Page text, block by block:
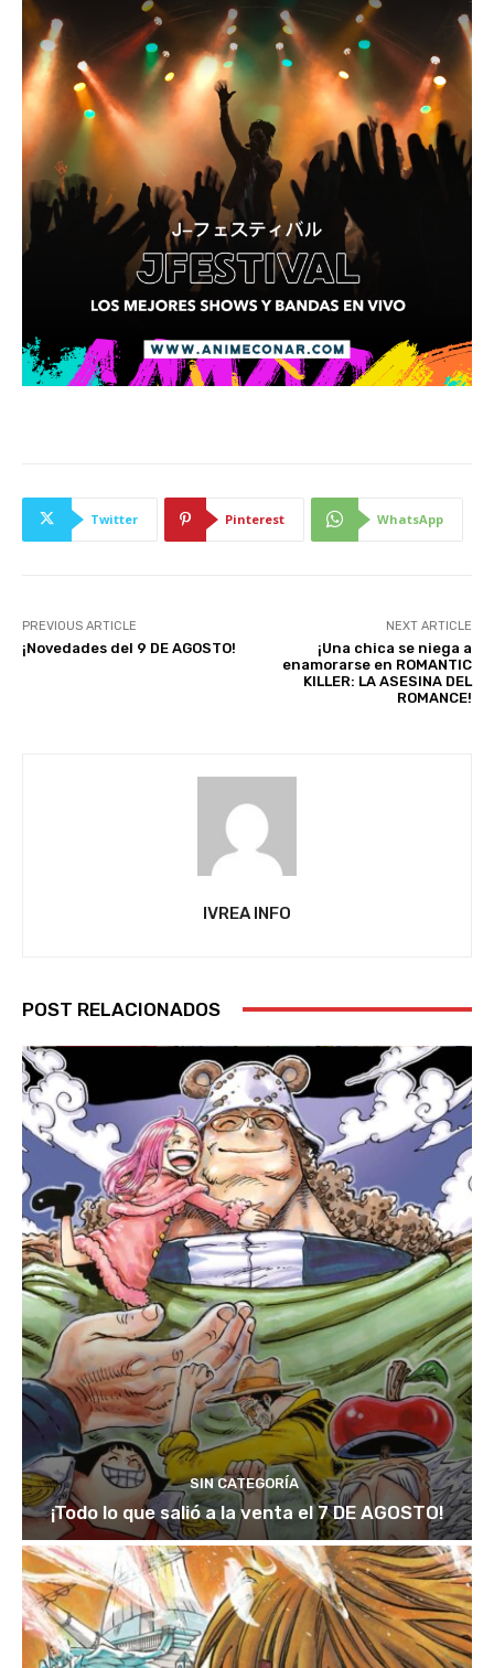
Twitter Pinterest WhatsApp
PREVIOUS ARTICLE
¡Novedades del 9 DE AGOSTO!
NEXT ARTICLE
¡Una chica se niega a
enamorarse en ROMANTIC
KILLER: LA ASESINA DEL
ROMANCE!
IVREA INFO
POST RELACIONADOS
SIN CATEGORÍA
¡Todo lo que salió a la venta el 7 DE AGOSTO!